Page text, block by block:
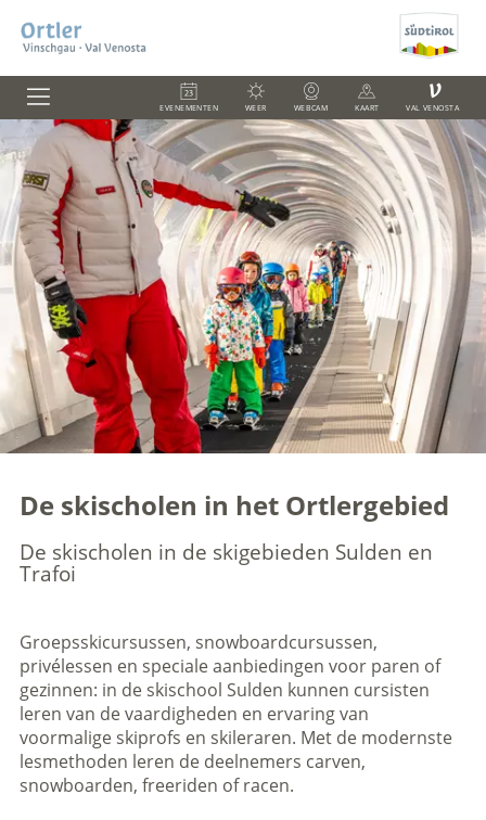
EVENEMENTEN WEER WEBCAM KAART
V
VAL VENOSTA
De skischolen in het Ortlergebied
De skischolen in de skigebieden Sulden en
Trafoi
Groepsskicursussen, snowboardcursussen,
privélessen en speciale aanbiedingen voor paren of
gezinnen: in de skischool Sulden kunnen cursisten
leren van de vaardigheden en ervaring van
voormalige skiprofs en skileraren. Met de modernste
lesmethoden leren de deelnemers carven,
snowboarden, freeriden of racen.